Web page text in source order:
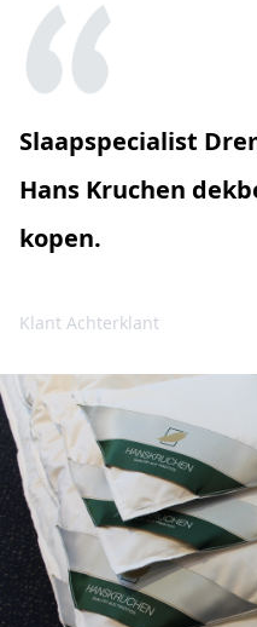
Slaapspecialist
Hans Kruchen
kopen.
Klant Achterklant